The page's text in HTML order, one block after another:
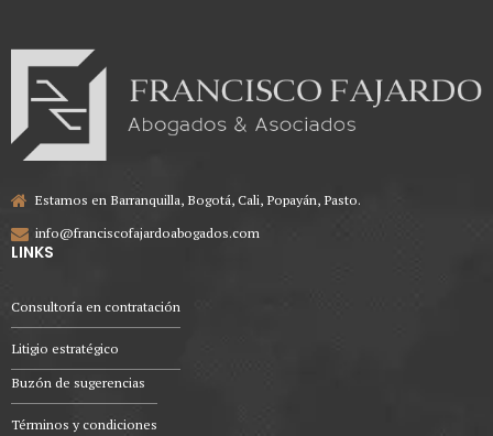
Estamos en Barranquilla, Bogotá, Cali, Popayán, Pasto.
info@franciscofajardoabogados.com
LINKS
Consultoría en contratación
Litigio estratégico
Buzón de sugerencias
Términos y condiciones